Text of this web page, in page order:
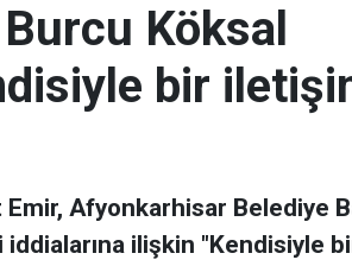
Köksal
bir
Afyonkarhisar Belediye
iddialarına ilişkin "Kendisiyle